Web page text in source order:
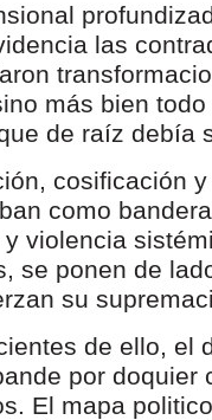
las
más bien
de raíz debía
cosificación y
como
violencia
se ponen de
su
de ello, el
por doquier
El mapa